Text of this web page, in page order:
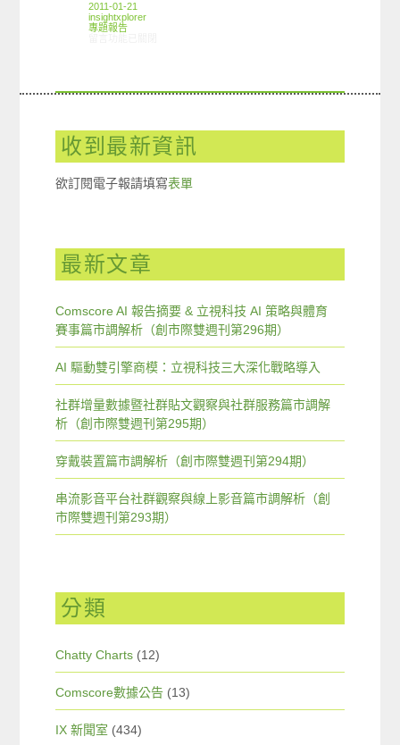
2011-01-21
insightxplorer
專題報告
收到最新資訊
欲訂閱電子報請填寫表單
最新文章
Comscore AI 報告摘要 & 立視科技 AI 策略與體育
賽事篇市調解析（創市際雙週刊第296期）
AI 驅動雙引擎商模：立視科技三大深化戰略導入
社群增量數據暨社群貼文觀察與社群服務篇市調解
析（創市際雙週刊第295期）
穿戴裝置篇市調解析（創市際雙週刊第294期）
串流影音平台社群觀察與線上影音篇市調解析（創
市際雙週刊第293期）
分類
Chatty Charts (12)
Comscore數據公告 (13)
IX 新聞室 (434)